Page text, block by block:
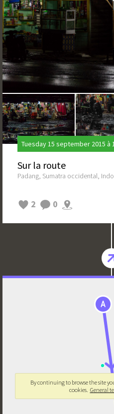
Tuesday 15 september 2015 à
Sur la route
Padang, Sumatra occidental,
2 0
A
By continuing to browse the site
cookies. General